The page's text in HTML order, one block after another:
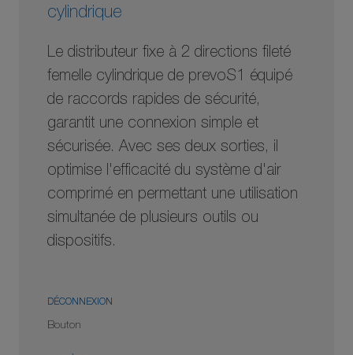
cylindrique
Le distributeur fixe à 2 directions fileté
femelle cylindrique de prevoS1 équipé
de raccords rapides de sécurité,
garantit une connexion simple et
sécurisée. Avec ses deux sorties, il
optimise l'efficacité du système d'air
comprimé en permettant une utilisation
simultanée de plusieurs outils ou
dispositifs.
DÉCONNEXION
Bouton